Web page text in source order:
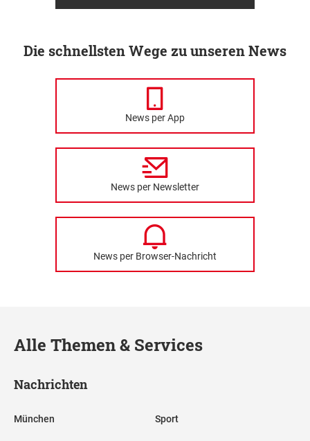
Die schnellsten Wege zu unseren News
News per App
News per Newsletter
News per Browser-Nachricht
Alle Themen & Services
Nachrichten
München Sport